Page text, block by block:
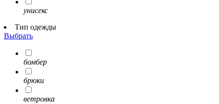
унисекс
Тип одежды
Выбрать
бомбер
брюки
ветровка